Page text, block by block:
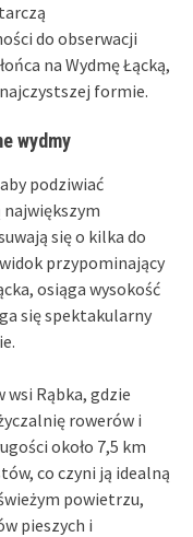
do obserwacji
na Wydmę Łącką,
formie.
wydmy
podziwiać
największym
się o kilka do
przypominający
osiąga wysokość
się spektakularny
wsi Rąbka, gdzie
rowerów i
około 7,5 km
co czyni ją idealną
powietrzu,
pieszych i